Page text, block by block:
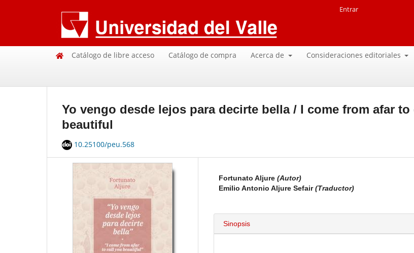
Catálogo de libre acceso Catálogo de compra Acerca de Consideraciones editoriales
Entrar
Yo vengo desde lejos para decirte bella / I come from afar to
beautiful
10.25100/peu.568
Fortunato Aljure (Autor)
Emilio Antonio Aljure Sefair(Traductor)
Sinopsis